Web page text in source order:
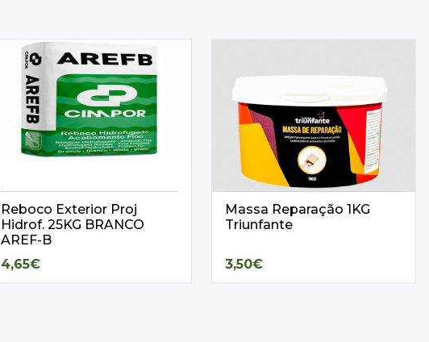
Reboco Exterior Proj
Hidrof. 25KG BRANCO
AREF-B
4,65€
Massa Reparação 1KG
Triunfante
3,50€